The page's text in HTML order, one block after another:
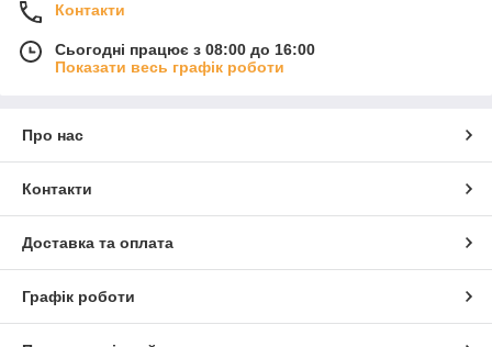
Контакти
Сьогодні працює з 08:00 до 16:00
Показати весь графік роботи
Про нас
Контакти
Доставка та оплата
Графік роботи